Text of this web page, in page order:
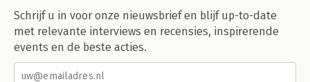
Schrijf u in voor onze nieuwsbrief en blijf up-to-date
met relevante interviews en recensies, inspirerende
events en de beste acties.